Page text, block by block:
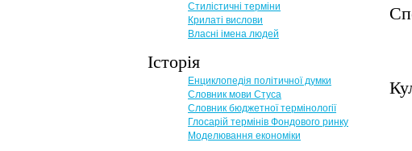
Стилістичні терміни
Крилаті вислови
Власні імена людей
Історія
Енциклопедія політичної думки
Словник мови Стуса
Словник бюджетної термінології
Глосарій термінів Фондового ринку
Моделювання економіки